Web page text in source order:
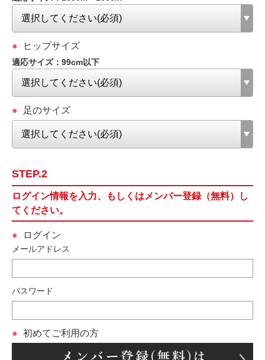
ヒップサイズ
適応サイズ：99cm以下
足のサイズ
STEP.2
ログイン情報を入力、もしくはメンバー登録（無料）し
てください。
ログイン
メールアドレス
パスワード
初めてご利用の方